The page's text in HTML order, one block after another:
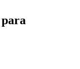
para